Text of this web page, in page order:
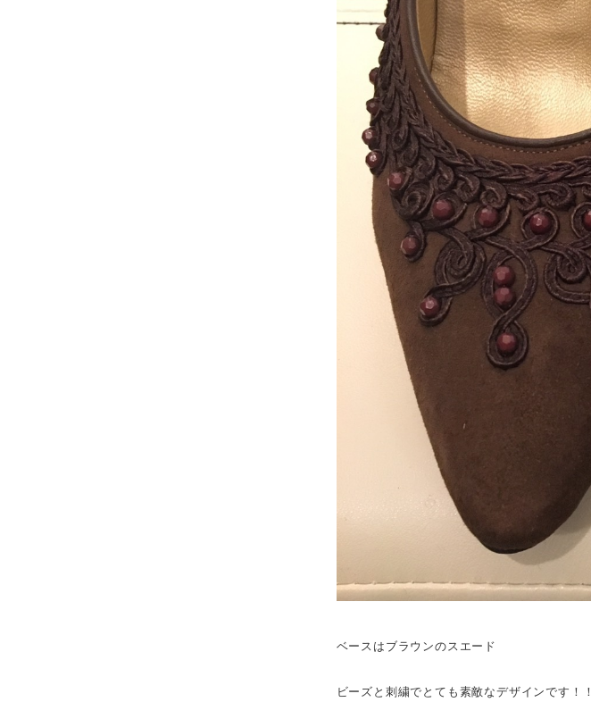
ベースはブラウンのスエード
ビーズと刺繍でとても素敵なデザインです！！